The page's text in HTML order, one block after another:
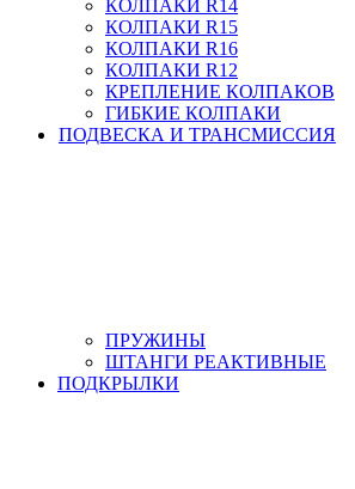
КОЛПАКИ R14
КОЛПАКИ R15
КОЛПАКИ R16
КОЛПАКИ R12
КРЕПЛЕНИЕ КОЛПАКОВ
ГИБКИЕ КОЛПАКИ
ПОДВЕСКА И ТРАНСМИССИЯ
ПРУЖИНЫ
ШТАНГИ РЕАКТИВНЫЕ
ПОДКРЫЛКИ